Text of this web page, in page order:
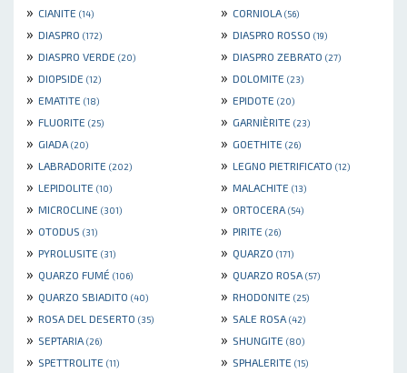
» CIANITE (14) » CORNIOLA (56)
» DIASPRO (172) » DIASPRO ROSSO (19)
» DIASPRO VERDE (20) » DIASPRO ZEBRATO (27)
» DIOPSIDE (12) » DOLOMITE (23)
» EMATITE (18) » EPIDOTE (20)
» FLUORITE (25) » GARNIÈRITE (23)
» GIADA (20) » GOETHITE (26)
» LABRADORITE (202) » LEGNO PIETRIFICATO (12)
» LEPIDOLITE (10) » MALACHITE (13)
» MICROCLINE (301) » ORTOCERA (54)
» OTODUS (31) » PIRITE (26)
» PYROLUSITE (31) » QUARZO (171)
» QUARZO FUMÉ (106) » QUARZO ROSA (57)
» QUARZO SBIADITO (40) » RHODONITE (25)
» ROSA DEL DESERTO (35) » SALE ROSA (42)
» SEPTARIA (26) » SHUNGITE (80)
» SPETTROLITE (11) » SPHALERITE (15)